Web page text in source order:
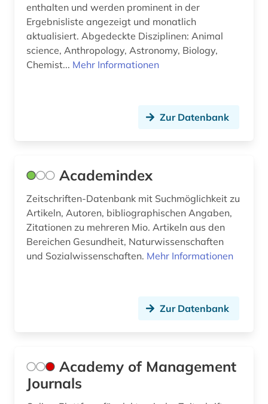
brandenburg (2)
brandschutz (3)
braunkohle (1)
briefkastengesellschaft (1)
browser (1)
brüssel (1)
buchbestand (1)
bundesbank (1)
enthalten und werden prominent in der
Ergebnisliste angezeigt und monatlich
aktualisiert. Abgedeckte Disziplinen: Animal
science, Anthropology, Astronomy, Biology,
Chemist... Mehr Informationen
Zur Datenbank
Academindex
Zeitschriften-Datenbank mit Suchmöglichkeit zu
Artikeln, Autoren, bibliographischen Angaben,
Zitationen zu mehreren Mio. Artikeln aus den
Bereichen Gesundheit, Naturwissenschaften
und Sozialwissenschaften. Mehr Informationen
Zur Datenbank
Academy of Management
Journals